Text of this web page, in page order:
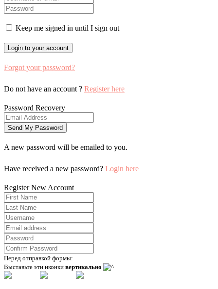
Keep me signed in until I sign out
Forgot your password?
Do not have an account ? Register here
Password Recovery
A new password will be emailed to you.
Have received a new password? Login here
Register New Account
Перед отправкой формы:
Выставьте эти иконки вертикально